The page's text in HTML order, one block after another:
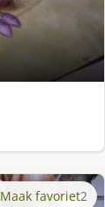
Maak favoriet2